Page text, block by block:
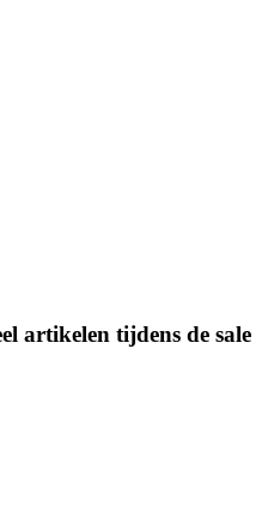
artikelen tijdens de sale